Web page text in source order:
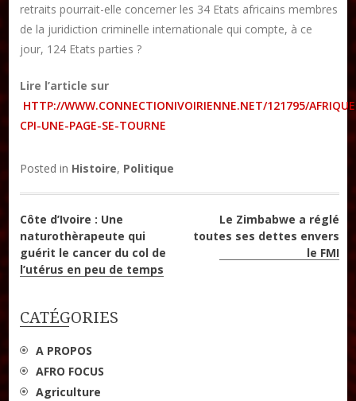
retraits pourrait-elle concerner les 34 Etats africains membres
de la juridiction criminelle internationale qui compte, à ce
jour, 124 Etats parties ?
Lire l’article sur
HTTP://WWW.CONNECTIONIVOIRIENNE.NET/121795/
CPI-UNE-PAGE-SE-TOURNE
Posted in Histoire, Politique
Navigation
de
l’article
Côte d’Ivoire : Une
naturothèrapeute qui
guérit le cancer du col de
l’utérus en peu de temps
Le Zimbabwe a réglé
toutes ses dettes envers
le FMI
CATÉGORIES
A PROPOS
AFRO FOCUS
Agriculture